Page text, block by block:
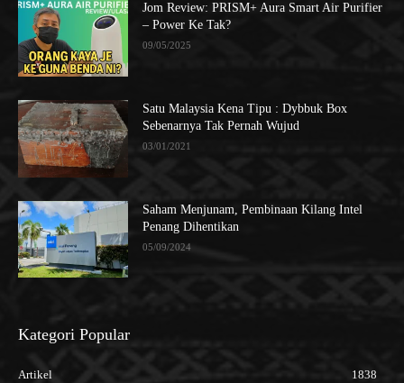
Jom Review: PRISM+ Aura Smart Air Purifier
– Power Ke Tak?
09/05/2025
Satu Malaysia Kena Tipu : Dybbuk Box
Sebenarnya Tak Pernah Wujud
03/01/2021
Saham Menjunam, Pembinaan Kilang Intel
Penang Dihentikan
05/09/2024
Kategori Popular
Artikel
1838